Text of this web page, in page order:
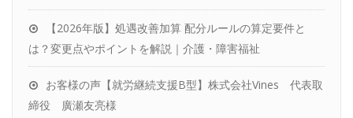
【2026年版】処遇改善加算 配分ルールの算定要件と
は？変更点やポイントを解説｜介護・障害福祉
お客様の声【就労継続支援B型】株式会社Vines 代表取
締役 廣瀬友亮様